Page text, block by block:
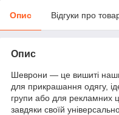
Опис Відгуки про
Опис
Шеврони — це вишиті
для прикрашання одягу,
групи або для рекламних
завдяки своїй